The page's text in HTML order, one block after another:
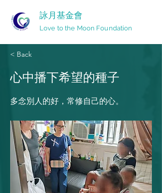
Love to the Moon Foundation
詠月基金會
< Back
心中播下希望的種子
多念別人的好，常修自己的心。